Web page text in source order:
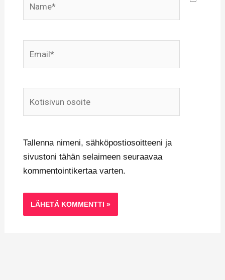
Tallenna nimeni, sähköpostiosoitteeni ja
sivustoni tähän selaimeen seuraavaa
kommentointikertaa varten.